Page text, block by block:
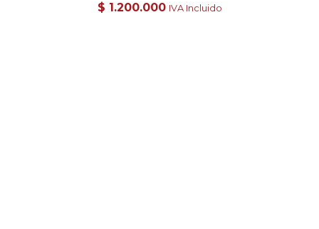
$ 1.200.000 IVA Incluido